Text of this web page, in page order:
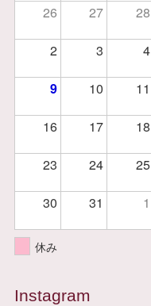
26 27 28
2 3 4
9 10 11
16 17 18
23 24 25
30 31 1
休み
Instagram